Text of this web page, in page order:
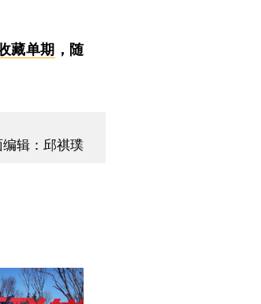
藏单期 ，随
编辑：邱祺璞